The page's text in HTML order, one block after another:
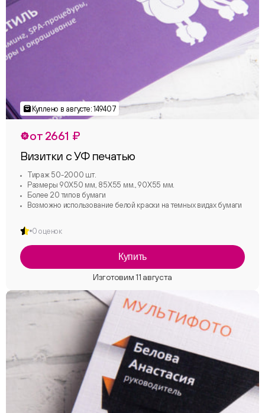
от 2661 ₽
Визитки с УФ печатью
Тираж 50-2000 шт.
Размеры 90Х50 мм, 85Х55 мм., 90Х55 мм.
Более 20 типов бумаги
Возможно использование белой краски на темных видах бумаги
0 оценок
Купить